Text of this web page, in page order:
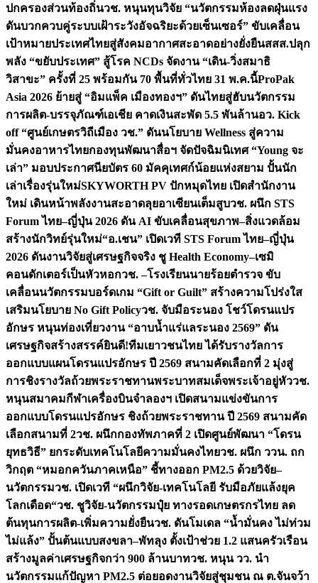
ปกครองส่วนท้องถิ่นวช. หนุนทุนวิจัย “นวัตกรรมห้องลดฝุ่นแรง
ดันบวกควบคู่ระบบเฝ้าระวังอัจฉริยะด้วยเซ็นเซอร์” ขับเคลื่อน
เป้าหมายประเทศไทยสู่สังคมอากาศสะอาดอย่างยั่งยืนสสส.ปลุก
พลัง “ขยับประเทศ” สู้โรค NCDs จัดงาน “เดิน-วิ่งสมาธิ
วิสาขะ” ครั้งที่ 25 พร้อมกัน 70 พื้นที่ทั่วไทย 31 พ.ค.นี้ProPak
Asia 2026 ย้ายสู่ “อิมแพ็ค เมืองทองฯ” ดันไทยสู่ฮับนวัตกรรม
การผลิต-บรรจุภัณฑ์เอเชีย คาดเงินสะพัด 5.5 พันล้านอว. Kick
off “ศูนย์เกษตรวิถีเมือง วช.” ดันนโยบาย Wellness สู่ความ
มั่นคงอาหารไทยกองทุนพัฒนาสื่อฯ จัดปัจฉิมนิเทศ “Young จะ
เล่า” มอบประกาศนียบัตร 60 มัคคุเทศก์น้อยแห่งสยาม ปั้นนัก
เล่าเรื่องรุ่นใหม่SKYWORTH PV ปักหมุดไทย เปิดสำนักงาน
ใหม่ เดินหน้าพลังงานสะอาดลุยอาเซียนเต็มสูบวช. ผนึก STS
Forum ไทย–ญี่ปุ่น 2026 ดัน AI ขับเคลื่อนสุขภาพ–สิ่งแวดล้อม
สร้างนักวิทย์รุ่นใหม่“อ.เชน” เปิดเวที STS Forum ไทย–ญี่ปุ่น
2026 ดันงานวิจัยสู่เศรษฐกิจจริง ชู Health Economy–เซมิ
คอนดักเตอร์เป็นหัวหอกวช. –โรงเรียนนายร้อยตำรวจ ขับ
เคลื่อนนวัตกรรมบอร์ดเกม “Gift or Guilt” สร้างความโปร่งใส
เสริมนโยบาย No Gift Policyวช. จับมือระนอง โชว์โดรนแปร
อักษร หนุนท่องเที่ยวงาน “อาบน้ำแร่แลระนอง 2569” ดัน
เศรษฐกิจสร้างสรรค์ยินดี!ทีมเยาวชนไทย ได้รับรางวัลการ
ออกแบบแผนโดรนแปรอักษร ปี 2569 สนามคัดเลือกที่ 2 มุ่งสู่
การชิงรางวัลถ้วยพระราชทานพระบาทสมเด็จพระเจ้าอยู่หัววช.
หนุนสมาคมกีฬาเครื่องบินจำลองฯ เปิดสนามแข่งขันการ
ออกแบบโดรนแปรอักษร ชิงถ้วยพระราชทาน ปี 2569 สนามคัด
เลือกสนามที่ 2วช. ผนึกกองทัพภาคที่ 2 เปิดศูนย์พัฒนา “โดรน
ยุทธวิธี” ยกระดับเทคโนโลยีความมั่นคงไทยวช. ผนึก ววน. ถก
วิกฤต “หมอกควันภาคเหนือ” ชี้ทางออก PM2.5 ด้วยวิจัย–
นวัตกรรมวช. เปิดเวที “ผนึกวิจัย-เทคโนโลยี รับมือภัยแล้งยุค
โลกเดือด“วช. ชูวิจัย-นวัตกรรมปุ๋ย ทางรอดเกษตรกรไทย ลด
ต้นทุนการผลิต-เพิ่มความยั่งยืนวช. ดันโมเดล “น้ำมั่นคง ไม่ท่วม
ไม่แล้ง” ปั้นต้นแบบสงขลา–พัทลุง ตั้งเป้าช่วย 1.2 แสนครัวเรือน
สร้างมูลค่าเศรษฐกิจกว่า 900 ล้านบาทวช. หนุน วว. นำ
นวัตกรรมแก้ปัญหา PM2.5 ต่อยอดงานวิจัยสู่ชุมชน ณ ต.จันจว้า